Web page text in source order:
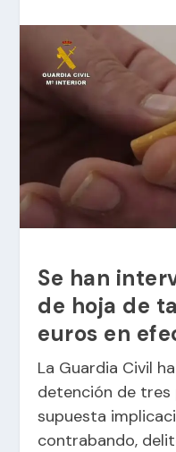
Se han
de hoja de
euros en
La Guardia Civil
detención de tres
supuesta
contrabando,